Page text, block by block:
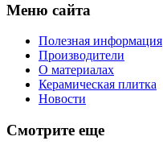
Меню сайта
Полезная информация
Производители
О материалах
Керамическая плитка
Новости
Смотрите еще